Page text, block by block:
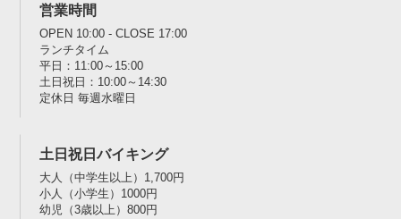
営業時間
OPEN 10:00 - CLOSE 17:00
ランチタイム
平日：11:00～15:00
土日祝日：10:00～14:30
定休日 毎週水曜日
土日祝日バイキング
大人（中学生以上）1,700円
小人（小学生）1000円
幼児（3歳以上）800円